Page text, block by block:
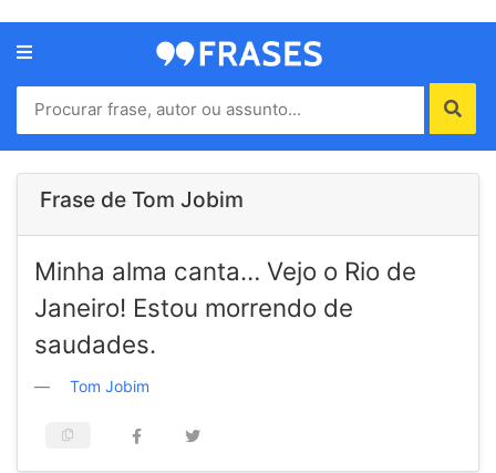
Menu
Home
Autores
de
Contato
Frase de Tom Jobim
Minha alma canta… Vejo o Rio de
Janeiro! Estou morrendo de
saudades.
Tom Jobim